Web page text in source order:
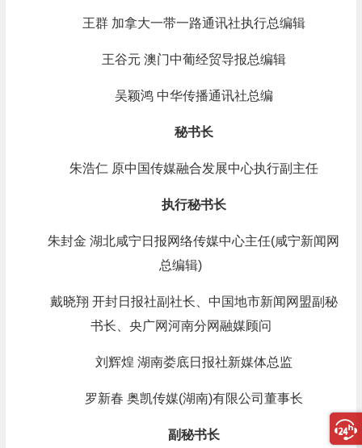
王群 加拿大一带一路通讯社执行总编辑
王谷元 澳门中葡经贸导报总编辑
吴颖鸿 中华传播通讯社总编
秘书长
朱浩仁 原中国传媒融合发展中心执行副主任
执行秘书长
朱封金 湖北咸宁日报网络传媒中心主任(咸宁新闻网
总编辑)
戴晓翔 开封日报社副社长、中国地市新闻网盟副秘
书长、央广网河南分网融媒顾问
刘辉煌 湖南娄底日报社新媒体总监
罗新春 奥凯传媒(湖南)有限公司董事长
副秘书长